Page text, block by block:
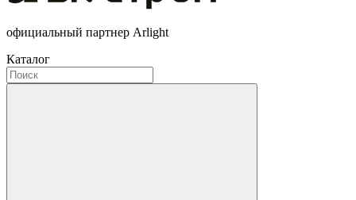
официальный партнер Arlight
Каталог